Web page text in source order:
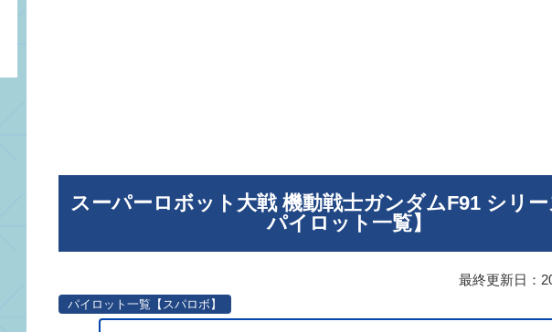
スーパーロボット大戦 機動戦士ガンダムF91 シリ
パイロット一覧】
最終更新日：
パイロット一覧【スパロボ】